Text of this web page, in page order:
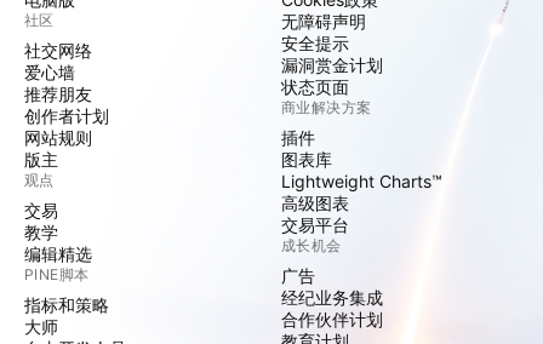
社区
社交网络
爱心墙
推荐朋友
创作者计划
网站规则
版主
观点
交易
教学
编辑精选
PINE脚本
指标和策略
大师
无障碍声明
安全提示
漏洞赏金计划
状态页面
商业解决方案
插件
图表库
Lightweight Charts™
高级图表
交易平台
成长机会
广告
经纪业务集成
合作伙伴计划